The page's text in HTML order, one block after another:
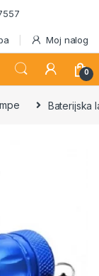
Moj nalog
0
Baterijska